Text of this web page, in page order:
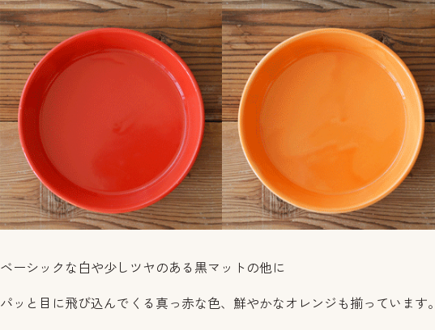
ベーシックな白や少しツヤのある黒マットの他に
パッと目に飛び込んでくる真っ赤な色、鮮やかなオレンジも揃っています。